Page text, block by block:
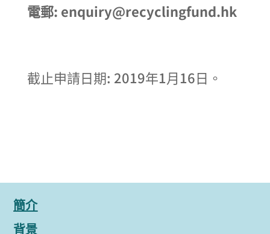
電郵: enquiry@recyclingfund.hk
截止申請日期: 2019年1月16日。
簡介
背景